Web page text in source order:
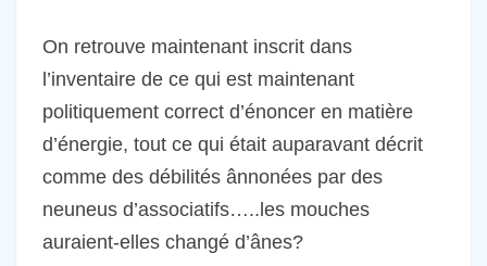
On retrouve maintenant inscrit dans
l’inventaire de ce qui est maintenant
politiquement correct d’énoncer en matière
d’énergie, tout ce qui était auparavant décrit
comme des débilités ânnonées par des
neuneus d’associatifs…..les mouches
auraient-elles changé d’ânes?